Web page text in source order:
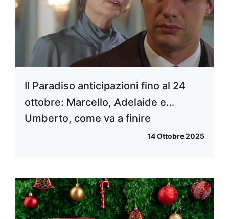
Il Paradiso anticipazioni fino al 24
ottobre: Marcello, Adelaide e…
Umberto, come va a finire
14 Ottobre 2025